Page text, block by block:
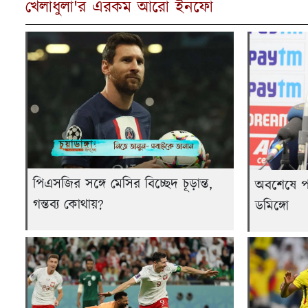
খেলাধুলা'র এরকম আরো ইনফো
পিএসজির সঙ্গে মেসির বিচ্ছেদ চূড়ান্ত,
গন্তব্য কোথায়?
অবশেষে
ডমিঙ্গো